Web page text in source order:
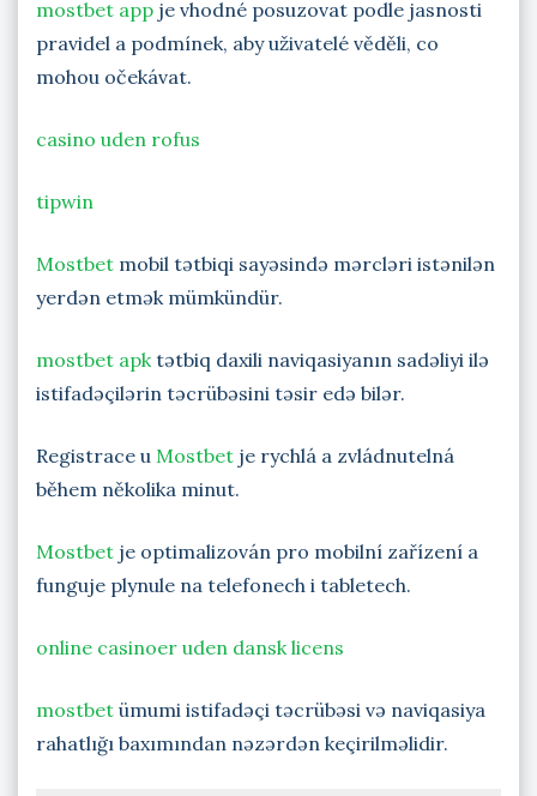
mostbet app je vhodné posuzovat podle jasnosti
pravidel a podmínek, aby uživatelé věděli, co
mohou očekávat.
casino uden rofus
tipwin
Mostbet mobil tətbiqi sayəsində mərcləri istənilən
yerdən etmək mümkündür.
mostbet apktətbiq daxili naviqasiyanın sadəliyi ilə
istifadəçilərin təcrübəsini təsir edə bilər.
Registrace u Mostbet je rychlá a zvládnutelná
během několika minut.
Mostbet je optimalizován pro mobilní zařízení a
funguje plynule na telefonech i tabletech.
online casinoer uden dansk licens
mostbet ümumi istifadəçi təcrübəsi və naviqasiya
rahatlığı baxımından nəzərdən keçirilməlidir.